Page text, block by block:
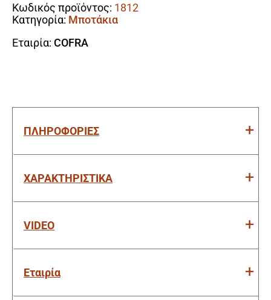
WRU
FO
SRC
ποσότητα
Κωδικός προϊόντος: 1812
Κατηγορία: Μποτάκια
Εταιρία: COFRA
ΠΛΗΡΟΦΟΡΙΕΣ
ΧΑΡΑΚΤΗΡΙΣΤΙΚΑ
VIDEO
Εταιρία